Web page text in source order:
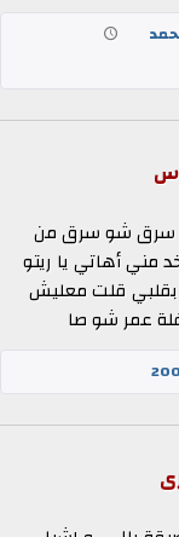
سرق شو سرق من
أهاتي يا ريتو
قلت معليش
عمر شو صا